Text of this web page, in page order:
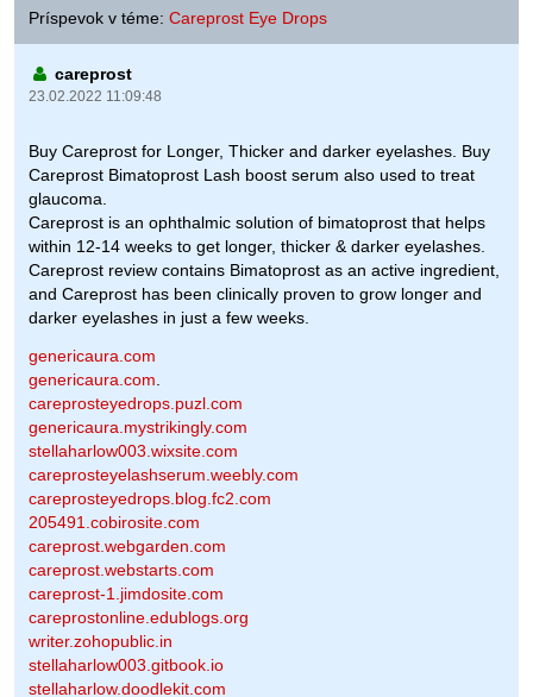
Príspevok v téme: Careprost Eye Drops
careprost
23.02.2022 11:09:48
Buy Careprost for Longer, Thicker and darker eyelashes. Buy
Careprost Bimatoprost Lash boost serum also used to treat
glaucoma.
Careprost is an ophthalmic solution of bimatoprost that helps
within 12-14 weeks to get longer, thicker & darker eyelashes.
Careprost review contains Bimatoprost as an active ingredient,
and Careprost has been clinically proven to grow longer and
darker eyelashes in just a few weeks.
genericaura.com
genericaura.com
careprosteyedrops.puzl.com
genericaura.mystrikingly.com
stellaharlow003.wixsite.com
careprosteyelashserum.weebly.com
careprosteyedrops.blog.fc2.com
205491.cobirosite.com
careprost.webgarden.com
careprost.webstarts.com
careprost-1.jimdosite.com
careprostonline.edublogs.org
writer.zohopublic.in
stellaharlow003.gitbook.io
stellaharlow.doodlekit.com